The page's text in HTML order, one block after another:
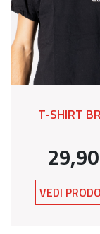
T-SHIRT
VEDI